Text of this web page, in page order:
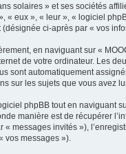
solaires » et ses sociétés
« eux », « leur », « logiciel
ci-après par « vos
en naviguant sur «
de votre ordinateur. Les
sont automatiquement
sur les sujets que vous avez
phpBB tout en naviguant
manière est de récupérer
messages invités »),
vos messages »).